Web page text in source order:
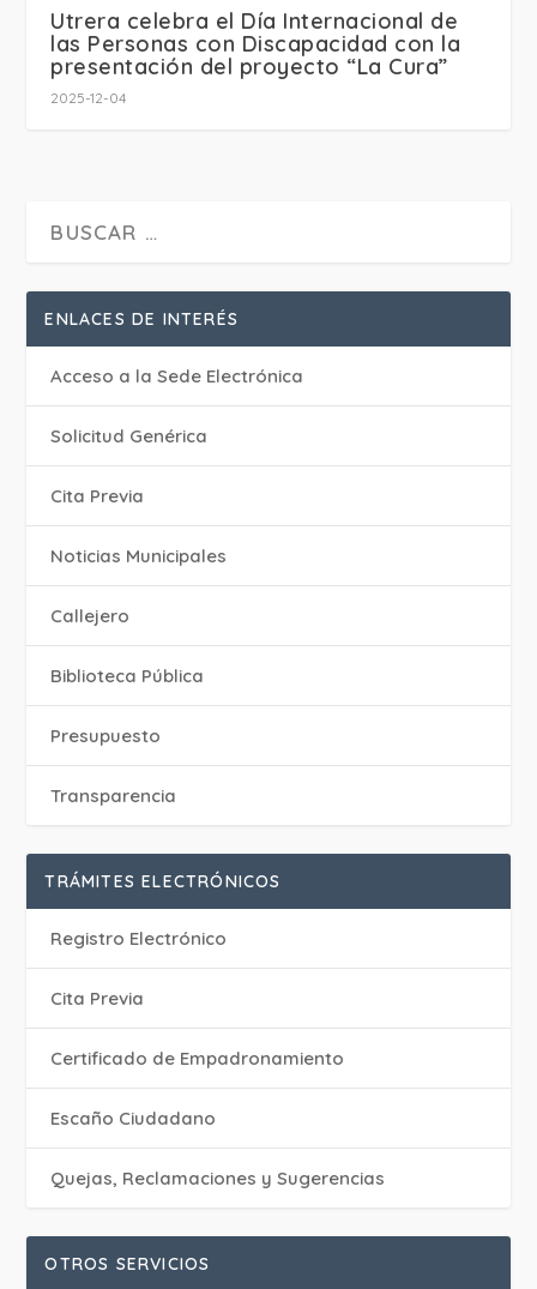
Utrera celebra el Día Internacional de
las Personas con Discapacidad con la
presentación del proyecto “La Cura”
2025-12-04
ENLACES DE INTERÉS
Acceso a la Sede Electrónica
Solicitud Genérica
Cita Previa
‎Noticias Municipales
Callejero
Biblioteca Pública
Presupuesto
Transparencia
TRÁMITES ELECTRÓNICOS
Registro Electrónico
Cita Previa
Certificado de Empadronamiento
Escaño Ciudadano
Quejas, Reclamaciones y Sugerencias
OTROS SERVICIOS